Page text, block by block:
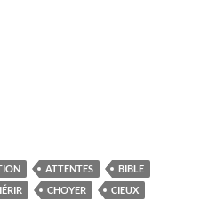
ATTENTES
BIBLE
CHOYER
CIEUX